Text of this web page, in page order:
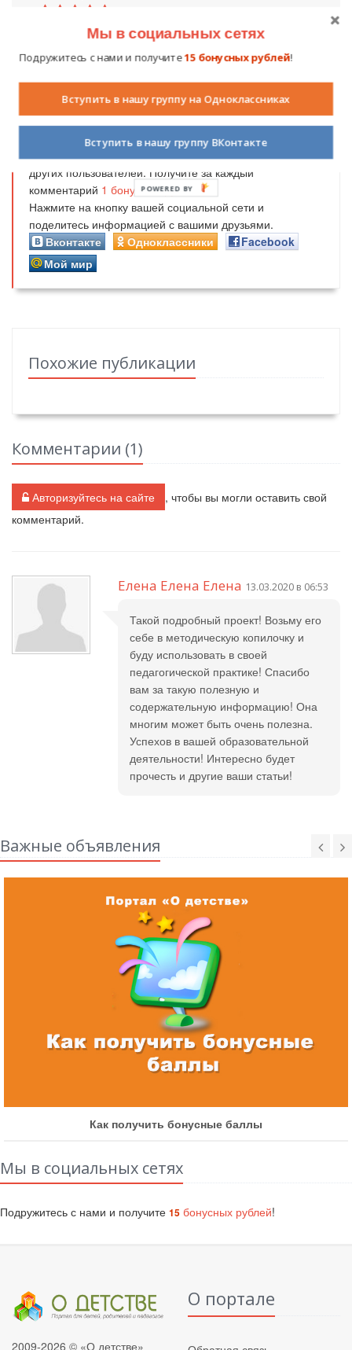
Получайте бонусные рубли за вашу
активность!
Дорогие читатели, оставьте свой комментарий
этой статье. Ваше мнение очень важно для нас и для
других пользователей. Получите за каждый
комментарий 1 бонусный рубль
Нажмите на кнопку вашей социальной сети и
поделитесь информацией с вашими друзьями.
Вконтакте
Одноклассники
Facebook
Мой мир
Похожие публикации
Комментарии (1)
Авторизуйтесь на сайте
, чтобы вы могли оставить свой
комментарий.
Елена Елена Елена 13.03.2020 в 06:53
Такой подробный проект! Возьму его
себе в методическую копилочку и
буду использовать в своей
педагогической практике! Спасибо
вам за такую полезную и
содержательную информацию! Она
многим может быть очень полезна.
Успехов в вашей образовательной
деятельности! Интересно будет
прочесть и другие ваши статьи!
Важные объявления
Как получить бонусные баллы
Мы в социальных сетях
Подружитесь с нами и получите 15 бонусных рублей!
2009-2026 © «О детстве»
О портале
Мы в социальных сетях
Подружитесь с нами и получите15 бонусных рублей!
Вступить в нашу группу на Одноклассниках
Вступить в нашу группу ВКонтакте
POWERED BY